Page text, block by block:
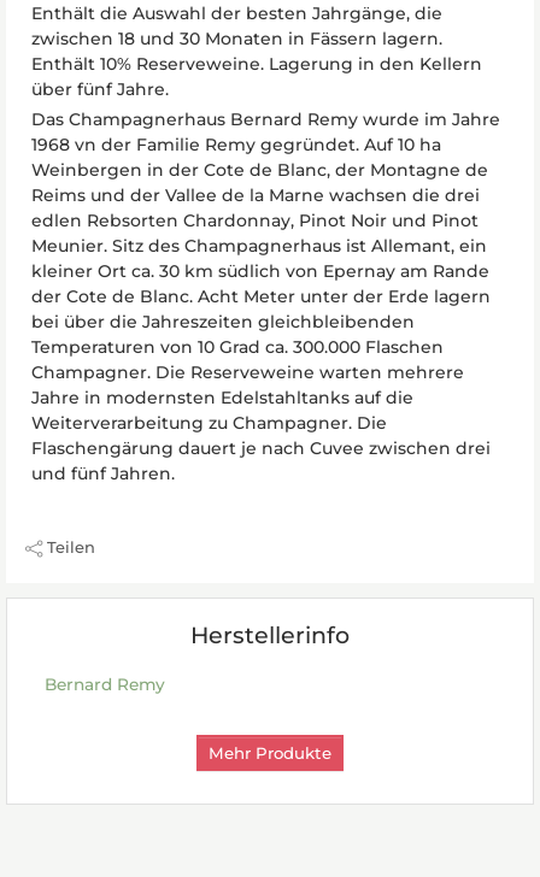
Enthält die Auswahl der besten Jahrgänge, die
zwischen 18 und 30 Monaten in Fässern lagern.
Enthält 10% Reserveweine. Lagerung in den Kellern
über fünf Jahre.
Das Champagnerhaus Bernard Remy wurde im Jahre
1968 vn der Familie Remy gegründet. Auf 10 ha
Weinbergen in der Cote de Blanc, der Montagne de
Reims und der Vallee de la Marne wachsen die drei
edlen Rebsorten Chardonnay, Pinot Noir und Pinot
Meunier. Sitz des Champagnerhaus ist Allemant, ein
kleiner Ort ca. 30 km südlich von Epernay am Rande
der Cote de Blanc. Acht Meter unter der Erde lagern
bei über die Jahreszeiten gleichbleibenden
Temperaturen von 10 Grad ca. 300.000 Flaschen
Champagner. Die Reserveweine warten mehrere
Jahre in modernsten Edelstahltanks auf die
Weiterverarbeitung zu Champagner. Die
Flaschengärung dauert je nach Cuvee zwischen drei
und fünf Jahren.
Teilen
Herstellerinfo
Bernard Remy
Mehr Produkte